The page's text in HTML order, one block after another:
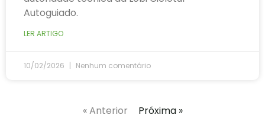
Autoguiado.
LER ARTIGO
10/02/2026 Nenhum comentário
« Anterior Próxima »